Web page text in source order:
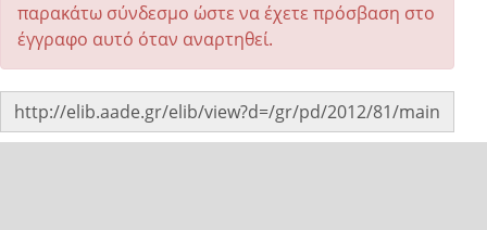
παρακάτω σύνδεσμο ώστε να έχετε πρόσβαση στο
έγγραφο αυτό όταν αναρτηθεί.